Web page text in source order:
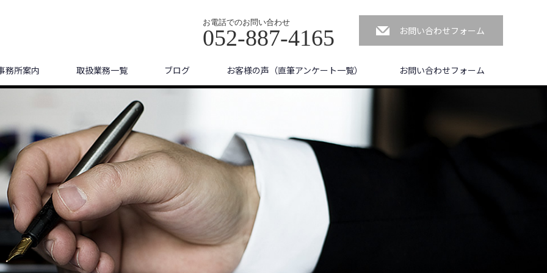
お電話でのお問い合わせ
052-887-4165 お問い合わせフォーム
務所案内 取扱業務一覧 ブログ お客様の声（直筆アンケート一覧） お問い合わせフォーム